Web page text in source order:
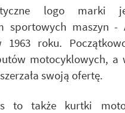
logo marki
sportowych maszyn -
1963 roku.
motocyklowych, a
swoją ofertę.
to także kurtki